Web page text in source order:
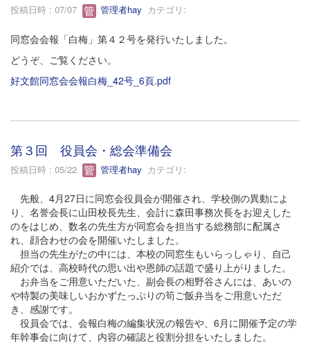
投稿日時 : 07/07 管理者hay カテゴリ:
同窓会会報「白梅」第４２号を発行いたしました。
どうぞ、ご覧ください。
好文館同窓会会報白梅_42号_6頁.pdf
第３回 役員会・総会準備会
投稿日時 : 05/22 管理者hay カテゴリ:
先般、4月27日に同窓会役員会が開催され、学校側の異動によ
り、名誉会長に山田校長先生、会計に森田事務次長をお迎えした
のをはじめ、数名の先生方が同窓会を担当する総務部に配属さ
れ、顔合わせの会を開催いたしました。
担当の先生がたの中には、本校の同窓生もいらっしゃり、自己
紹介では、高校時代の思い出や恩師の話題で盛り上がりました。
お弁当をご用意いただいた、副会長の相野谷さんには、あいの
や特製の美味しいおかずたっぷりの筍ご飯弁当をご用意いただ
き、感謝です。
役員会では、会報白梅の編集状況の報告や、6月に開催予定の学
年幹事会に向けて、内容の確認と役割分担をいたしました。